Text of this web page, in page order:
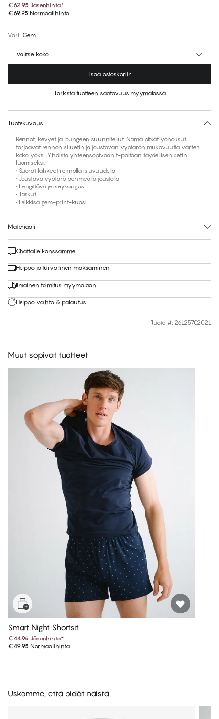
€62.95 Jäsenhinta*
€69.95 Normaalihinta
Väri: Gem
Ei ehdotettua kokoa tähän tuotteeseen
Valitse koko
Lisää ostoskoriin
Tarkista tuotteen saatavuus myymälässä
Tuotekuvaus
Rennot, kevyet ja loungeen suunnitellut. Nämä pitkät yöhousut
tarjoavat rennon siluetin ja joustavan vyötärön mukavuutta varten
koko yöksi. Yhdistä yhteensopivaan t-paitaan täydellisen setin
luomiseksi.
• Suorat lahkeet rennolla istuvuudella
• Joustava vyötärö pehmeällä joustolla
• Hengittävä jerseykangas
• Taskut
• Leikkisä gem-print-kuosi
Materiaali
Chattaile kanssamme
Helppo ja turvallinen maksaminen
Ilmainen toimitus myymälään
Helppo vaihto & palautus
Tuote #: 26125702021
Muut sopivat tuotteet
Smart Night Shortsit
€44.95 Jäsenhinta*
€49.95 Normaalihinta
Uskomme, että pidät näistä